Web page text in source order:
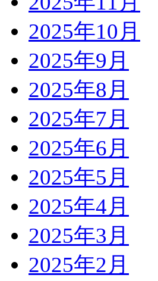
2025年10月
2025年9月
2025年8月
2025年7月
2025年6月
2025年5月
2025年4月
2025年3月
2025年2月